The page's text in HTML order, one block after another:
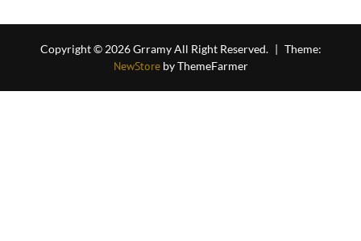
Copyright © 2026 Grramy All Right Reserved. | Theme:
NewStoreby ThemeFarmer